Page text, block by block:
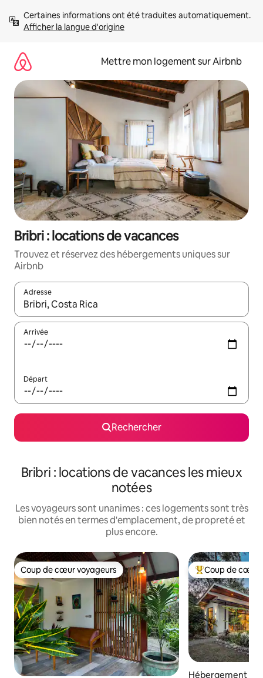
directement
Afficher la langue d'origine
Mettre mon logement sur Airbnb
Bribri : locations de vacances
Trouvez et réservez des hébergements uniques sur
Airbnb
Adresse
Lorsque les résultats s'affichent, utilisez les flèches vers le
Arrivée
Départ
Rechercher
Bribri : locations de vacances les mieux
notées
Les voyageurs sont unanimes : ces logements sont très
bien notés en termes d'emplacement, de propreté et
plus encore.
Coup de cœur voyageurs
Coup de cœur voyageurs Coups de cœur
Coup de cœur
Hébergement ⋅